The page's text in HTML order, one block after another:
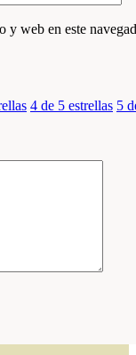
y web en este
4 de 5 estrellas 5